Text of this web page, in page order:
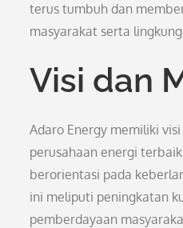
terus tumbuh dan
masyarakat serta
Visi dan
Adaro Energy memiliki
perusahaan energi
berorientasi pada
ini meliputi peningkatan
pemberdayaan